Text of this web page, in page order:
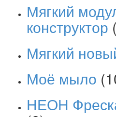
Мягкий
конструктор
Мягкий
Моё мыло
НЕОН